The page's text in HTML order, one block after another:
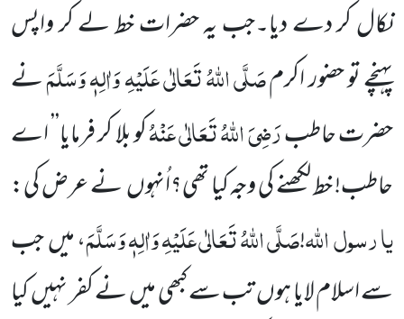
نکال کر دے دیا۔جب یہ حضرات خطلے کر واپس
پہنچے تو حضور اکرمصَلَّی اللّٰہُ تَعَالٰی عَلَیْہِ وَاٰلِہٖ وَسَلَّمَنے
حضرت حاطبرَضِیَ اللّٰہُ تَعَالٰی عَنْہُکو بلا کر فرمایا’’ اے
حاطب!خط لکھنے کی وجہ کیا تھی؟اُنہوںنے عرض کی:
یارسولاللّٰہ!صَلَّی اللّٰہُ تَعَالٰی عَلَیْہِ وَاٰلِہٖ وَسَلَّمَ، میںجب
سے اسلام لایا ہوںتب سے کبھی میںنے کفر نہیںکیا